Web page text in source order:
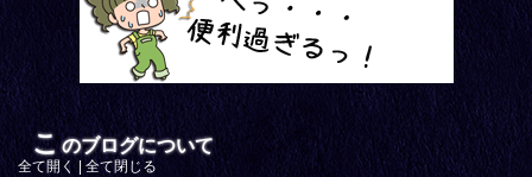
このブログについて
全て開く |全て閉じる